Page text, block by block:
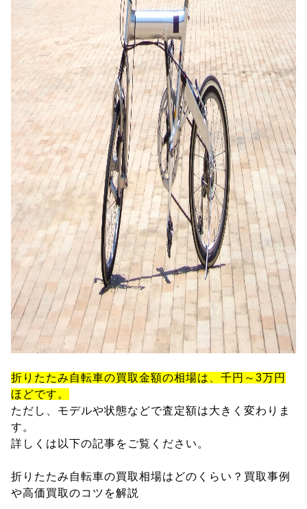
折りたたみ自転車の買取金額の相場は、千円～3万円
ほどです。
ただし、モデルや状態などで査定額は大きく変わりま
す。
詳しくは以下の記事をご覧ください。
折りたたみ自転車の買取相場はどのくらい？買取事例
や高価買取のコツを解説